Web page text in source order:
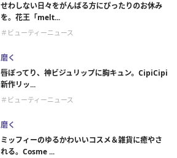
せわしない日々をがんばる方にぴったりのお休み
を。花王「melt...
＃ビューティーニュース
磨く
唇ぽってり、神ビジュリップに胸キュン。CipiCipi
新作リッ...
＃ビューティーニュース
磨く
ミッフィーのゆるかわいいコスメ＆雑貨に癒やさ
れる。Cosme ...